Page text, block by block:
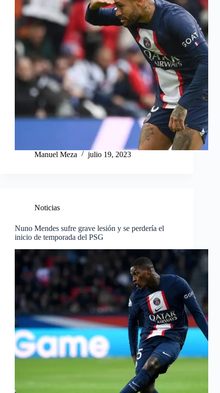
Manuel Meza julio 19, 2023
Noticias
Nuno Mendes sufre grave lesión y se perdería el
inicio de temporada del PSG